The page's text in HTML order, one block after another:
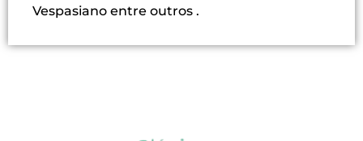
Vespasiano entre outros .